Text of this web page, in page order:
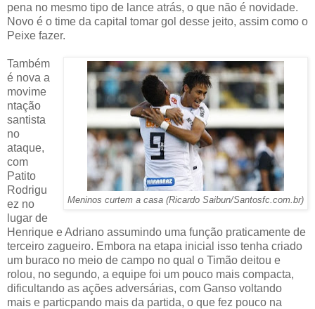
pena no mesmo tipo de lance atrás, o que não é novidade.
Novo é o time da capital tomar gol desse jeito, assim como o
Peixe fazer.
Meninos curtem a casa (Ricardo Saibun/Santosfc.com.br)
Também
é nova a
movime
ntação
santista
no
ataque,
com
Patito
Rodrigu
ez no
lugar de
Henrique e Adriano assumindo uma função praticamente de
terceiro zagueiro. Embora na etapa inicial isso tenha criado
um buraco no meio de campo no qual o Timão deitou e
rolou, no segundo, a equipe foi um pouco mais compacta,
dificultando as ações adversárias, com Ganso voltando
mais e particpando mais da partida, o que fez pouco na